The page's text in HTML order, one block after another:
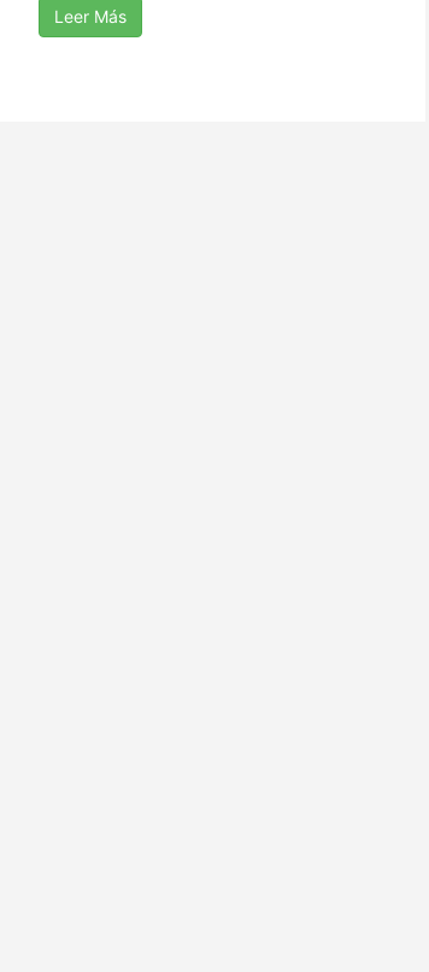
Leer Más